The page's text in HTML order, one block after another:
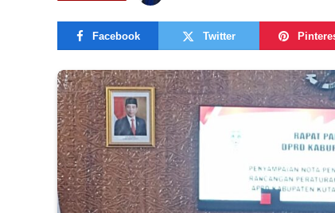
Facebook Twitter